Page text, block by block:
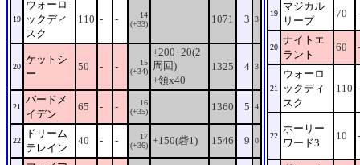
19
ウォーロ
ックディ
スク
110 - -
14
(+33)
1071 3 3
20
ケットシ
ー
50 - -
15
(+34)
+200+20(2
周回)
+領x40
1325 4 3
21
バードメ
イデン
65 - -
16
(+35)
1360 5 4
22
ドリーム
テレイン
40 - -
17
(+36) +150(砦1) 1546 9 0
19
マジカル
リープ
70 -
20
ナイトエ
ラント
60 -
21
ウォーロ
ックディ
スク
110 -
22
ホーリー
ワード3
10 -